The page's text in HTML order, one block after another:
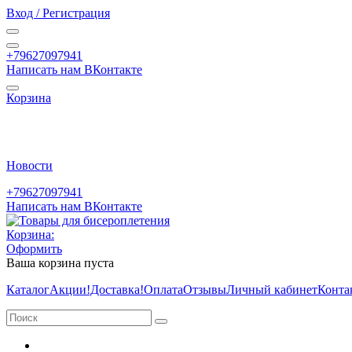
Вход / Регистрация
+79627097941
Написать нам ВКонтакте
Корзина
Новости
+79627097941
Написать нам ВКонтакте
Корзина:
Оформить
Ваша корзина пуста
КаталогАкции!Доставка!ОплатаОтзывыЛичный кабинет